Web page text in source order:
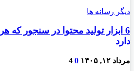
دیگر رسانه ها
6 ابزار تولید محتوا در سنجور که
دارد
مرداد ۱۲, ۱۴۰۵ 0
4